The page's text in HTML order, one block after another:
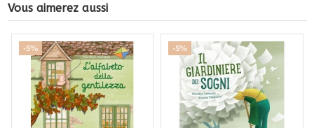
Vous aimerez aussi
-5% -5%